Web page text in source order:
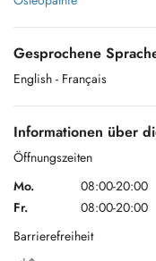
Gesprochene
English - Français
Informationen über
Öffnungszeiten
Mo.
08:00-20:00
Fr.
08:00-20:00
Barrierefreiheit